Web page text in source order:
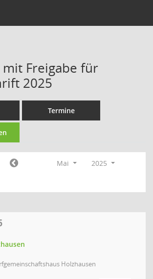
mit Freigabe für
2025
Termine
Mai
2025
Holzhausen